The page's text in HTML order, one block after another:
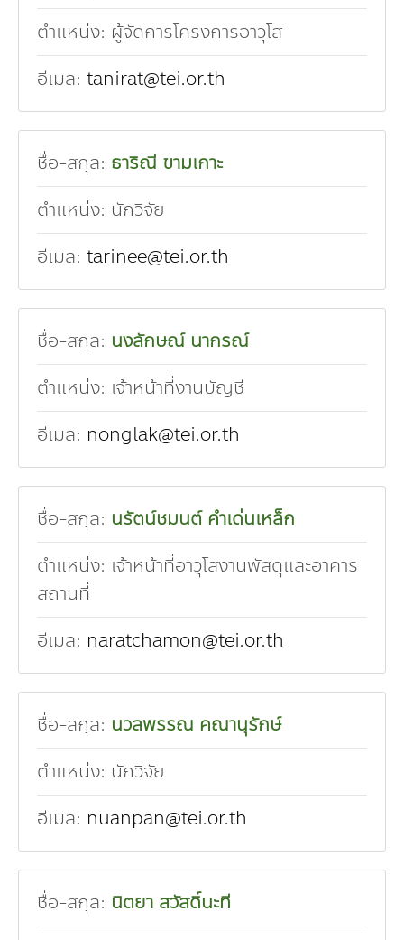
ตำแหน่ง: ผู้จัดการโครงการอาวุโส
อีเมล: tanirat@tei.or.th
ชื่อ-สกุล: ธาริณี ขามเกาะ
ตำแหน่ง: นักวิจัย
อีเมล: tarinee@tei.or.th
ชื่อ-สกุล: นงลักษณ์ นากรณ์
ตำแหน่ง: เจ้าหน้าที่งานบัญชี
อีเมล: nonglak@tei.or.th
ชื่อ-สกุล: นรัตน์ชมนต์ คำเด่นเหล็ก
ตำแหน่ง: เจ้าหน้าที่อาวุโสงานพัสดุและอาคาร
สถานที่
อีเมล: naratchamon@tei.or.th
ชื่อ-สกุล: นวลพรรณ คณานุรักษ์
ตำแหน่ง: นักวิจัย
อีเมล: nuanpan@tei.or.th
ชื่อ-สกุล: นิตยา สวัสดิ์นะที